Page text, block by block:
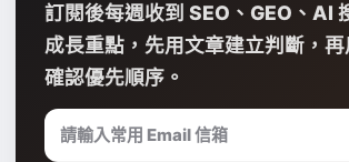
訂閱後每週收到 SEO、GEO、AI
成長重點，先用文章建立判斷，
確認優先順序。
請輸入常用 Email 信箱